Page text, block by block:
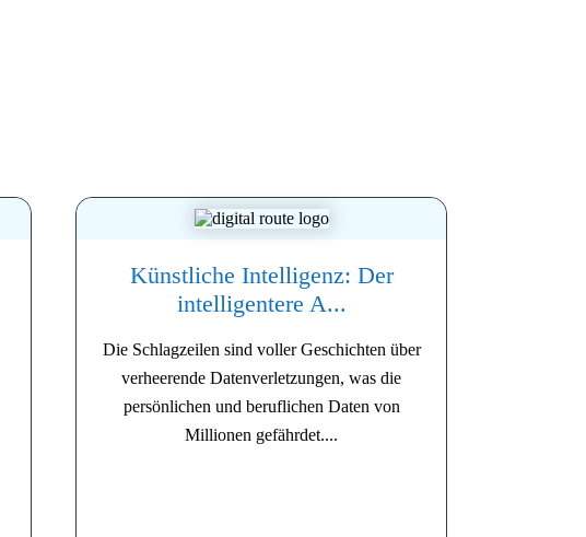
Künstliche Intelligenz: Der
intelligentere A...
Die Schlagzeilen sind voller Geschichten über
verheerende Datenverletzungen, was die
persönlichen und beruflichen Daten von
Millionen gefährdet....